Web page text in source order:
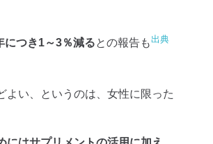
につき1～3％減るとの報告も出典
い、というのは、女性に限った